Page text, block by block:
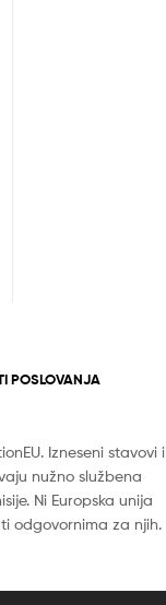
POSLOVANJA
Izneseni stavovi i
nužno službena
Ni Europska unija
odgovornima za njih.